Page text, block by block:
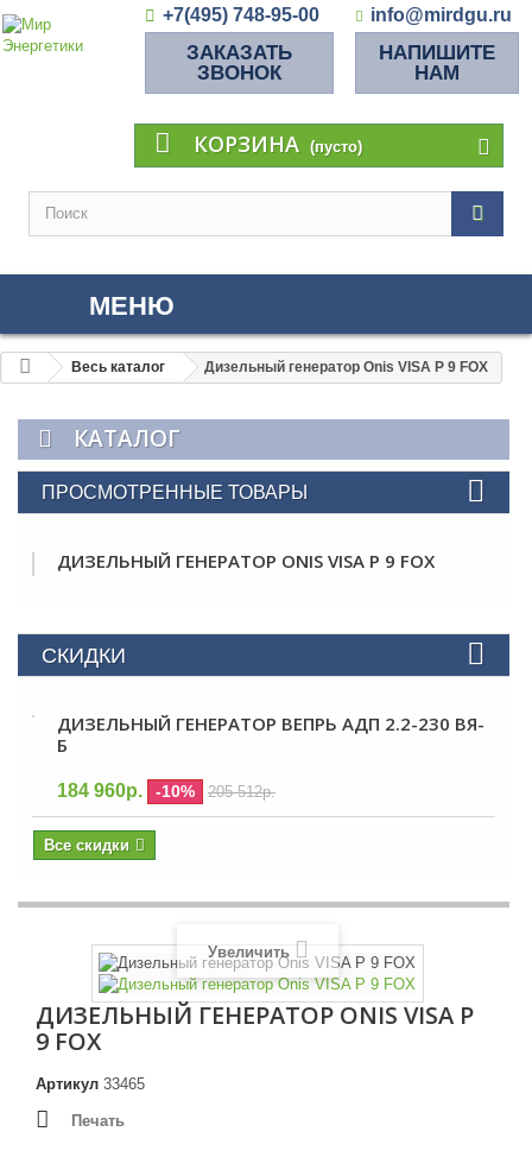
+7(495) 748-95-00 info@mirdgu.ru
ЗАКАЗАТЬ
ЗВОНОК
НАПИШИТЕ
НАМ
КОРЗИНА (пусто)
МЕНЮ
Весь каталог Дизельный генератор Onis VISA P 9 FOX
КАТАЛОГ
ПРОСМОТРЕННЫЕ ТОВАРЫ
ДИЗЕЛЬНЫЙ ГЕНЕРАТОР ONIS VISA P 9 FOX
СКИДКИ
ДИЗЕЛЬНЫЙ ГЕНЕРАТОР ВЕПРЬ АДП 2.2-230 ВЯ-
Б
184 960р. -10% 205 512р.
Все скидки
Увеличить
ДИЗЕЛЬНЫЙ ГЕНЕРАТОР ONIS VISA P
9 FOX
Артикул 33465
Печать